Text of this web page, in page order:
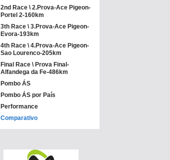
2nd Race \ 2.Prova-Ace Pigeon-
Portel 2-160km
3th Race \ 3.Prova-Ace Pigeon-
Evora-193km
4th Race \ 4.Prova-Ace Pigeon-
Sao Lourenco-205km
Final Race \ Prova Final-
Alfandega da Fe-486km
Pombo ÁS
Pombo ÁS por País
Performance
Comparativo